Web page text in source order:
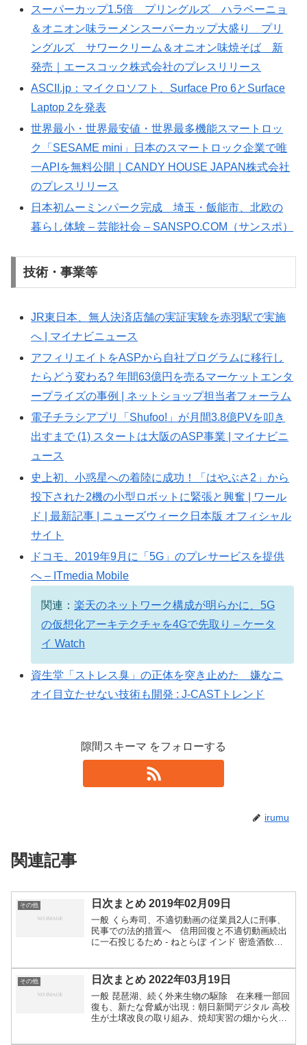
スーパーカップ1.5倍 プリングルズ ハラペーニョ
＆オニオン味ラーメンスーパーカップ大盛り プリ
ングルズ サワークリーム＆オニオン味焼そば 新
発売｜エースコック株式会社のプレスリリース
ASCII.jp：マイクロソフト、Surface Pro 6とSurface
Laptop 2を発表
世界最小・世界最安値・世界最多機能スマートロッ
ク「SESAME mini」日本のスマートロック企業で唯
一APIを無料公開｜CANDY HOUSE JAPAN株式会社
のプレスリリース
日本初ムーミンパーク完成 埼玉・飯能市、北欧の
暮らし体験 – 芸能社会 – SANSPO.COM（サンスポ）
技術・事業等
JR東日本、無人決済店舗の実証実験を赤羽駅で実施
へ | マイナビニュース
アフィリエイトをASPから自社プログラムに移行し
たらどう変わる? 年間63億円を売るマーケットエンタ
ープライズの事例 | ネットショップ担当者フォーラム
電子チラシアプリ「Shufoo!」が月間3.8億PVを叩き
出すまで (1) スタートは大阪のASP事業 | マイナビニ
ュース
史上初、小惑星への着陸に成功！「はやぶさ2」から
投下された2機の小型ロボットに緊張と興奮 | ワール
ド | 最新記事 | ニューズウィーク日本版 オフィシャル
サイト
ドコモ、2019年9月に「5G」のプレサービスを提供
へ – ITmedia Mobile
関連：楽天のネットワーク構成が明らかに、5G
の仮想化アーキテクチャを4Gで先取り – ケータ
イ Watch
資生堂「ストレス臭」の正体を突き止めた 嫌なニ
オイ目立たせない技術も開発 : J-CASTトレンド
隙間スキーマ をフォローする
irumu
関連記事
その他 日次まとめ 2019年02月09日
一般 くら寿司、不適切動画の従業員2人に刑事、
民事での法的措置へ 信用回復と不適切動画続出
に一石投じるため - ねとらぼ インド 密造酒飲み
その他 日次まとめ 2022年03月19日
一般 琵琶湖、続く外来生物の駆除 在来種一部回
復も、新たな脅威が出現：朝日新聞デジタル 高校
生が土壌改良の取り組み、焼却実習の畑から火が